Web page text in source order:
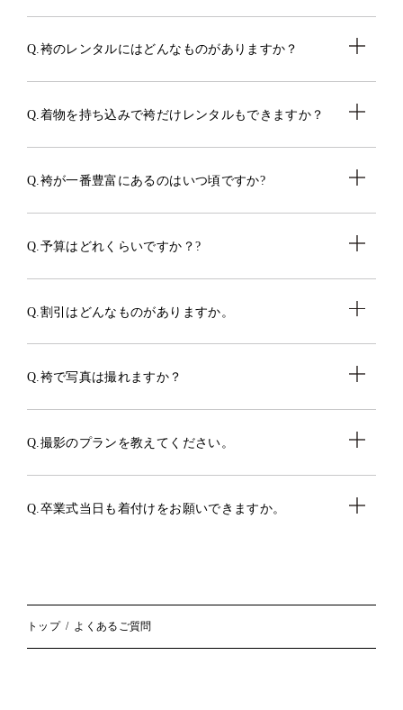
トップ よくあるご質問
Q.袴のレンタルにはどんなものがありますか？
Q.着物を持ち込みで袴だけレンタルもできますか？
Q.袴が一番豊富にあるのはいつ頃ですか?
Q.予算はどれくらいですか？?
Q.割引はどんなものがありますか。
Q.袴で写真は撮れますか？
Q.撮影のプランを教えてください。
Q.卒業式当日も着付けをお願いできますか。